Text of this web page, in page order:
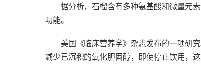
据分析，石榴含有多种氨基酸和微量元
功能。
美国《临床营养学》杂志发布的一项研
减少已沉积的氧化胆固醇，即使停止饮用，